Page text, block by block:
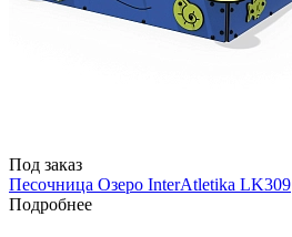
Под заказ
Песочница Озеро InterAtletika LK309
Подробнее